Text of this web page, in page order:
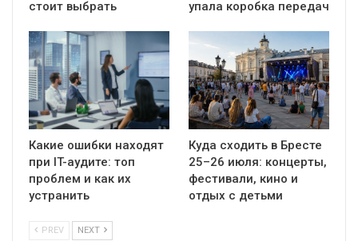
стоит выбрать упала коробка передач
Какие ошибки находят
при IT-аудите: топ
проблем и как их
устранить
Куда сходить в Бресте
25–26 июля: концерты,
фестивали, кино и
отдых с детьми
PREV NEXT